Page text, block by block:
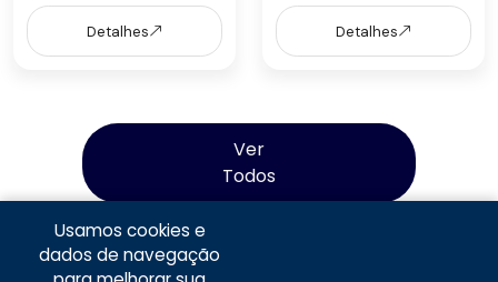
Detalhes Detalhes
Ver
Todos
Usamos cookies e
dados de navegação